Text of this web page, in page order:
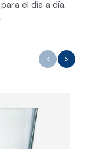
el día a día.
‹ ›